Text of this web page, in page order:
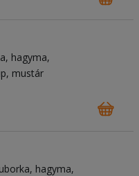
hagyma
mustár
uborka hagyma